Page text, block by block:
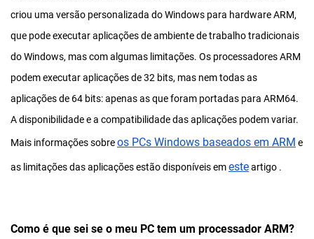
criou uma versão personalizada do Windows para hardware ARM,
que pode executar aplicações de ambiente de trabalho tradicionais
do Windows, mas com algumas limitações. Os processadores ARM
podem executar aplicações de 32 bits, mas nem todas as
aplicações de 64 bits: apenas as que foram portadas para ARM64.
A disponibilidade e a compatibilidade das aplicações podem variar.
Mais informações sobreos PCs Windows baseados em ARM e
as limitações das aplicações estão disponíveis emesteartigo .
Como é que sei se o meu PC tem um processador ARM?